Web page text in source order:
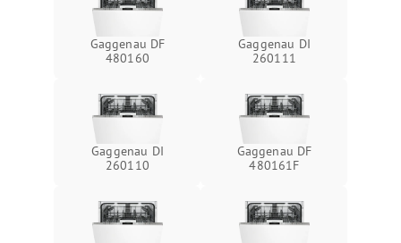
Gaggenau DF
480160
Gaggenau DI
260111
Gaggenau DI
260110
Gaggenau DF
480161F